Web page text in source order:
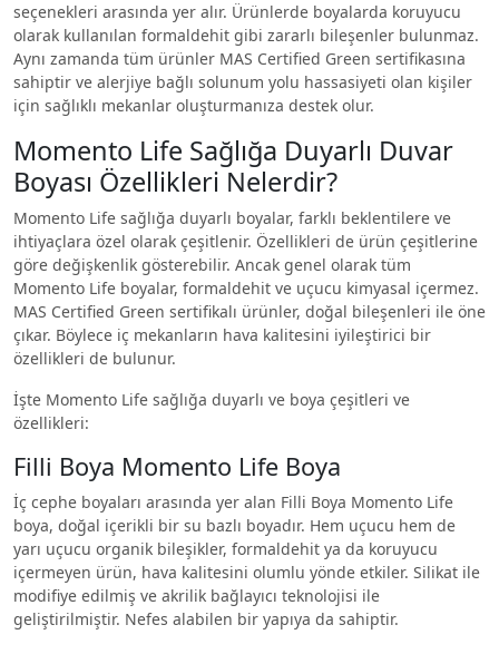
seçenekleri arasında yer alır. Ürünlerde boyalarda koruyucu
olarak kullanılan formaldehit gibi zararlı bileşenler bulunmaz.
Aynı zamanda tüm ürünler MAS Certified Green sertifikasına
sahiptir ve alerjiye bağlı solunum yolu hassasiyeti olan kişiler
için sağlıklı mekanlar oluşturmanıza destek olur.
Momento Life Sağlığa Duyarlı Duvar
Boyası Özellikleri Nelerdir?
Momento Life sağlığa duyarlı boyalar, farklı beklentilere ve
ihtiyaçlara özel olarak çeşitlenir. Özellikleri de ürün çeşitlerine
göre değişkenlik gösterebilir. Ancak genel olarak tüm
Momento Life boyalar, formaldehit ve uçucu kimyasal içermez.
MAS Certified Green sertifikalı ürünler, doğal bileşenleri ile öne
çıkar. Böylece iç mekanların hava kalitesini iyileştirici bir
özellikleri de bulunur.
İşte Momento Life sağlığa duyarlı ve boya çeşitleri ve
özellikleri:
Filli Boya Momento Life Boya
İç cephe boyaları arasında yer alan Filli Boya Momento Life
boya, doğal içerikli bir su bazlı boyadır. Hem uçucu hem de
yarı uçucu organik bileşikler, formaldehit ya da koruyucu
içermeyen ürün, hava kalitesini olumlu yönde etkiler. Silikat ile
modifiye edilmiş ve akrilik bağlayıcı teknolojisi ile
geliştirilmiştir. Nefes alabilen bir yapıya da sahiptir.